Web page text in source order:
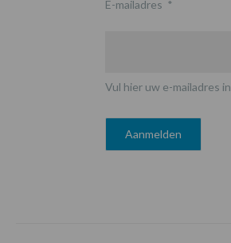
E-mailadres *
Vul hier uw e-mailadres in